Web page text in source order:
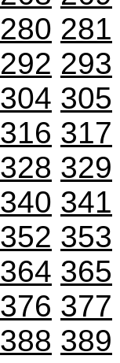
280 281
292 293
304 305
316 317
328 329
340 341
352 353
364 365
376 377
388 389